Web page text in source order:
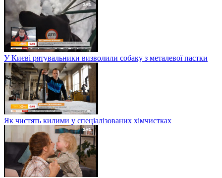
У Києві рятувальники визволили собаку з металевої пастки
Як чистять килими у спеціалізованих хімчистках